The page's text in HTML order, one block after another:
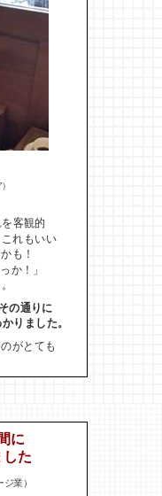
客観的
れもいい
も！
か！」
の通りに
りました。
がとても
に
た
業）